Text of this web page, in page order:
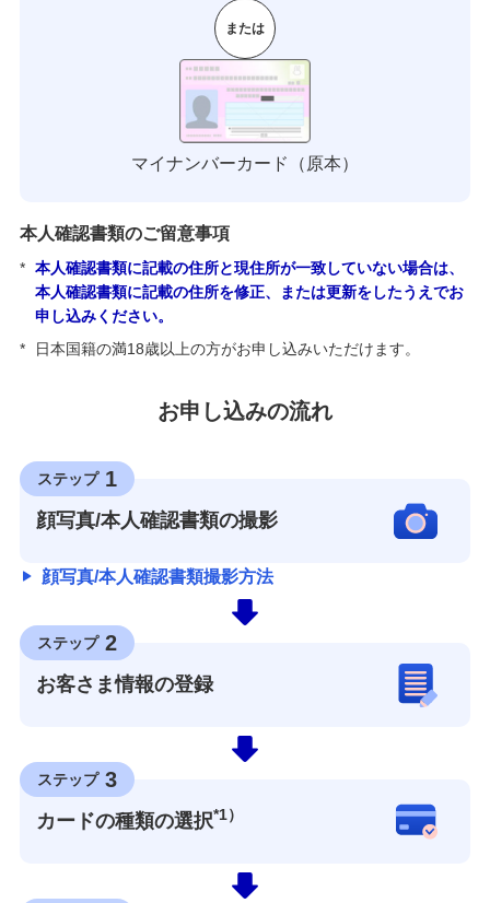
または
マイナンバーカード（原本）
本人確認書類のご留意事項
* 本人確認書類に記載の住所と現住所が一致していない場合は、
本人確認書類に記載の住所を修正、または更新をしたうえでお
申し込みください。
*
日本国籍の満18歳以上の方がお申し込みいただけます。
お申し込みの流れ
ステップ 1
顔写真/本人確認書類の撮影
顔写真/本人確認書類撮影方法
ステップ 2
お客さま情報の登録
ステップ 3
カードの種類の選択*1）